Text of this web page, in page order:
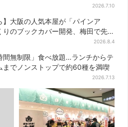
2026.7.10
】大阪の人気本屋が「パインア
りのブックカバー開発、梅田で先
2026.8.4
間無制限」食べ放題…ランチからテ
までノンストップで約60種を満喫
2026.7.13